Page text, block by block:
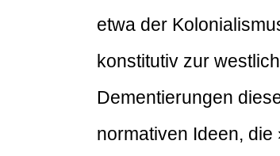
etwa der
konstitutiv zur
Dementierungen
normativen Ideen,